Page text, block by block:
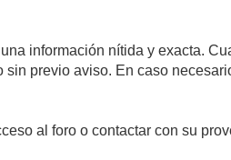
información nítida y exacta.
previo aviso. En caso
al foro o contactar con su